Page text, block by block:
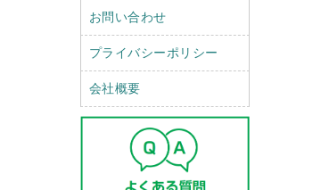
お問い合わせ
プライバシーポリシー
会社概要